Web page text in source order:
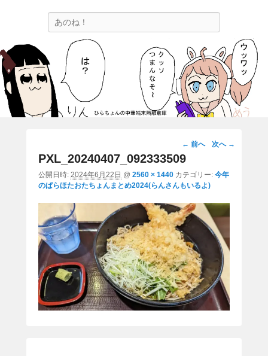
ひらちょんの中華端末隔離倉庫
ほたがページ上部にある検索バーを消してくれたサイトです。
画
像
ビ
ー
シ
ョ
ン
← 前へ 次へ →
PXL_20240407_092333509
公開日時: 2024年6月22日 @ 2560 × 1440 カテゴリー: 今年
のぱらほたおたちょんまとめ2024(らんさんもいるよ)